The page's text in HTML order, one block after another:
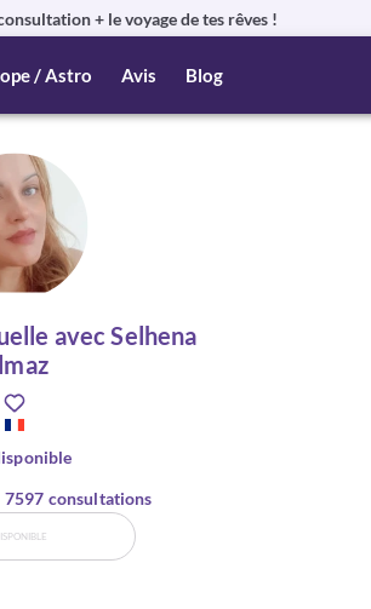
+ le voyage de tes rêves !
/ Astro Avis Blog
avec Selhena
7597 consultations